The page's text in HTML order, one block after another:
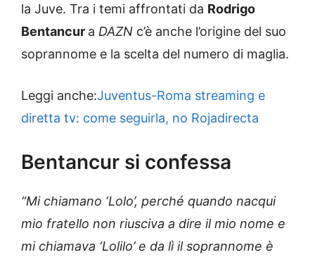
la Juve. Tra i temi affrontati da Rodrigo
Bentancur a DAZN c’è anche l’origine del suo
soprannome e la scelta del numero di maglia.
Leggi anche:Juventus-Roma streaming e
diretta tv: come seguirla, no Rojadirecta
Bentancur si confessa
“Mi chiamano ‘Lolo’, perché quando nacqui
mio fratello non riusciva a dire il mio nome e
mi chiamava ‘Lolilo’ e da lì il soprannome è